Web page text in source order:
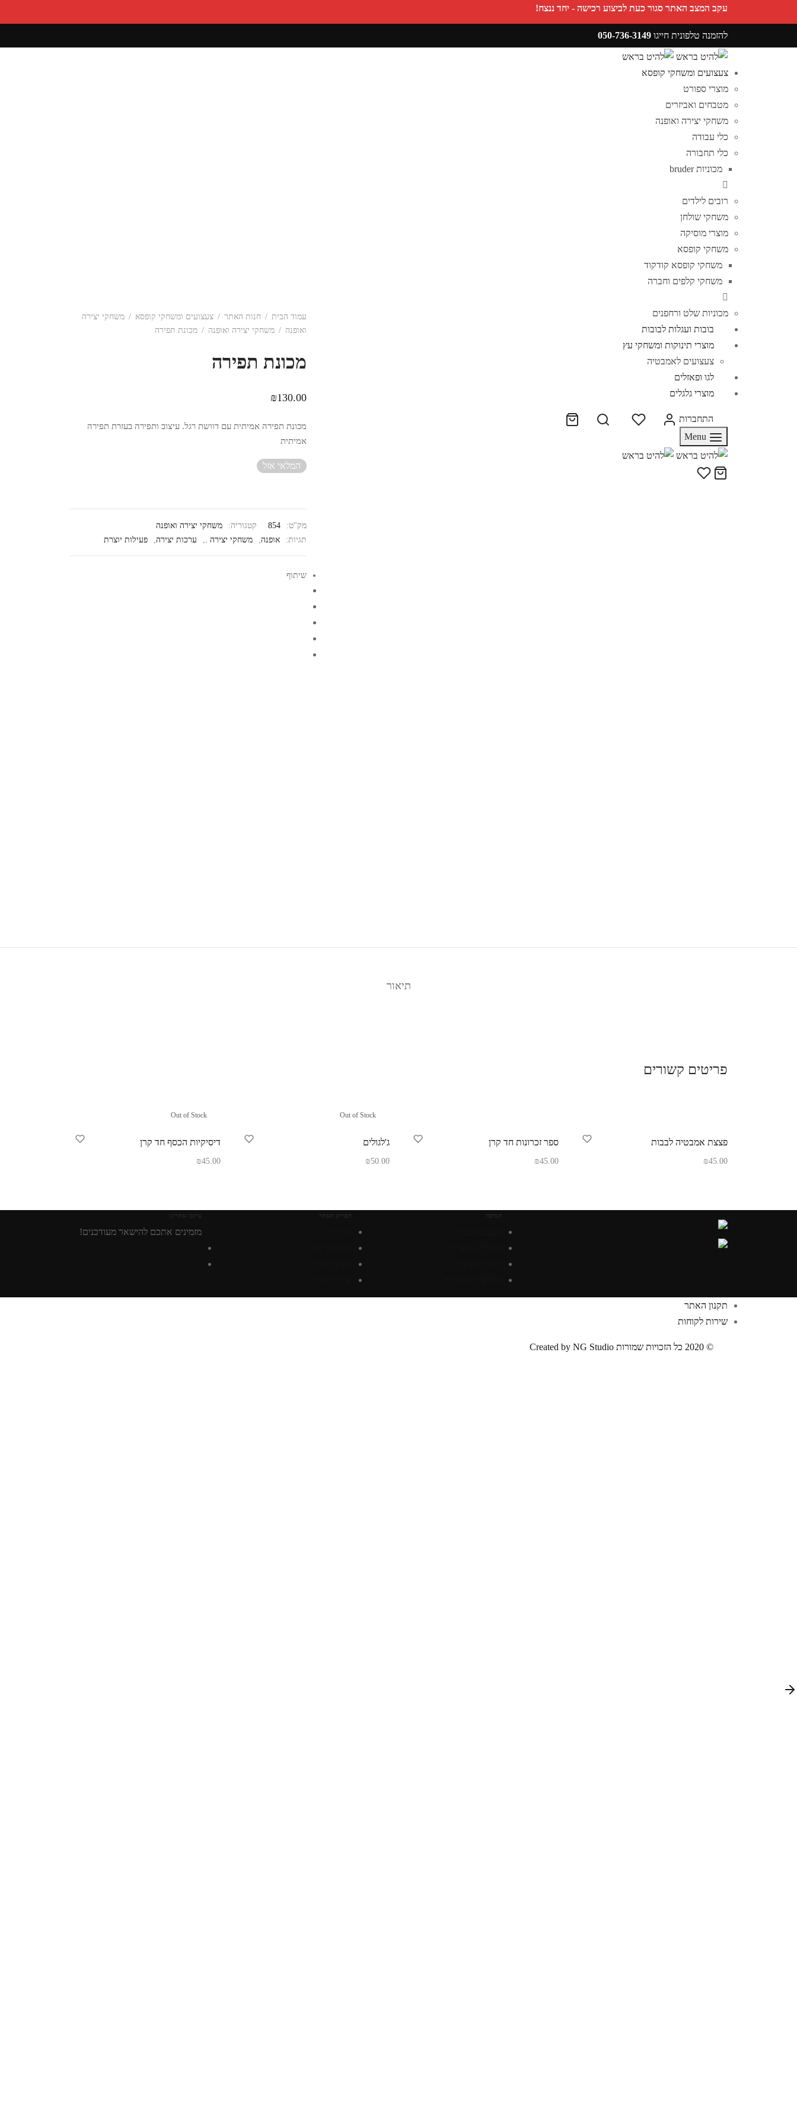
עקב המצב האתר סגור כעת לביצוע רכישה - יחד ננצח!
להזמנה טלפונית חייגו 050-736-3149
מעקב הזמנות
צעצועים ומשחקי קופסא
מוצרי ספורט
מטבחים ואביזרים
משחקי יצירה ואופנה
כלי עבודה
כלי תחבורה
מכוניות bruder
רובים לילדים
משחקי שולחן
מוצרי מוסיקה
משחקי קופסא
משחקי קופסא קודקוד
משחקי קלפים וחברה
מכוניות שלט ורחפנים
בובות ועגלות לבובות
מוצרי תינוקות ומשחקי עץ
צעצועים לאמבטיה
לגו ופאזלים
מוצרי גלגלים
התחברות
Menu
עמוד הבית / חנות האתר / צעצועים ומשחקי קופסא / משחקי יצירה
ואופנה / משחקי יצירה ואופנה / מכונת תפירה
מכונת תפירה
₪130.00
מכונת תפירה אמיתית עם דוושת רגל. עיצוב ותפירה בעזרת תפירה
אמיתית
המלאי אזל
מק"ט: 854 קטגוריה:
משחקי יצירה ואופנה
תגיות:
אופנה משחקי יצירה . ערכות יצירה פעילות יוצרת
שיתוף
תיאור
פריטים קשורים
פצצת אמבטיה לבבות
₪45.00
ספר זכרונות חד קרן
₪45.00
Out of Stock
ג'לגולים
₪50.00
Out of Stock
דיסיקיות הכסף חד קרן
₪45.00
תמיכה תפריט האתר עיקבו אחרינו
מזמינים אתכם להישאר מעודכנים!
תקנון האתר
שירות לקוחות
© 2020 כל הזכויות שמורות Created by NG Studio